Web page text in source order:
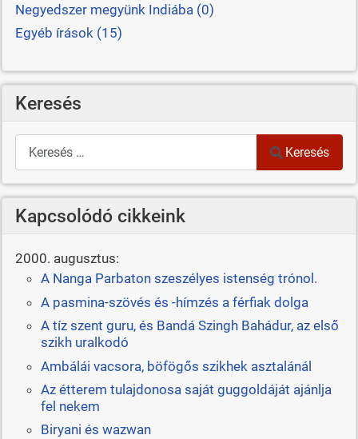
Negyedszer megyünk Indiába (0)
Egyéb írások (15)
Keresés
Keresés
Keresés
Kapcsolódó cikkeink
2000. augusztus:
A Nanga Parbaton szeszélyes istenség trónol.
A pasmina-szövés és -hímzés a férfiak dolga
A tíz szent guru, és Bandá Szingh Bahádur, az első
szikh uralkodó
Ambálái vacsora, böfögős szikhek asztalánál
Az étterem tulajdonosa saját guggoldáját ajánlja
fel nekem
Biryani és wazwan